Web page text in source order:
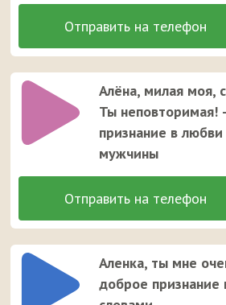
Алёна, милая моя,
Ты неповторимая!
признание в
мужчины
Аленка, ты мне
доброе